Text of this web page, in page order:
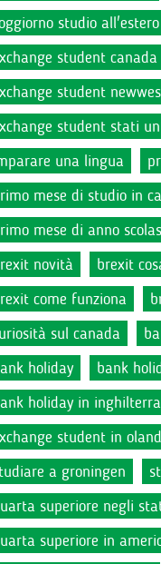
studio all'estero
student canada
student
student stati
una lingua
mese di studio in
mese di anno
novità
brexit
come funziona
sul canada
holiday
bank
holiday in inghilterra
student in
a groningen
superiore negli
superiore in